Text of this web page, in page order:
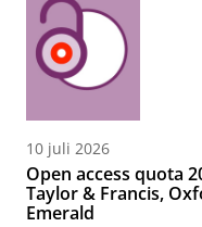
10 juli 2026
Open access quota
Taylor & Francis,
Emerald